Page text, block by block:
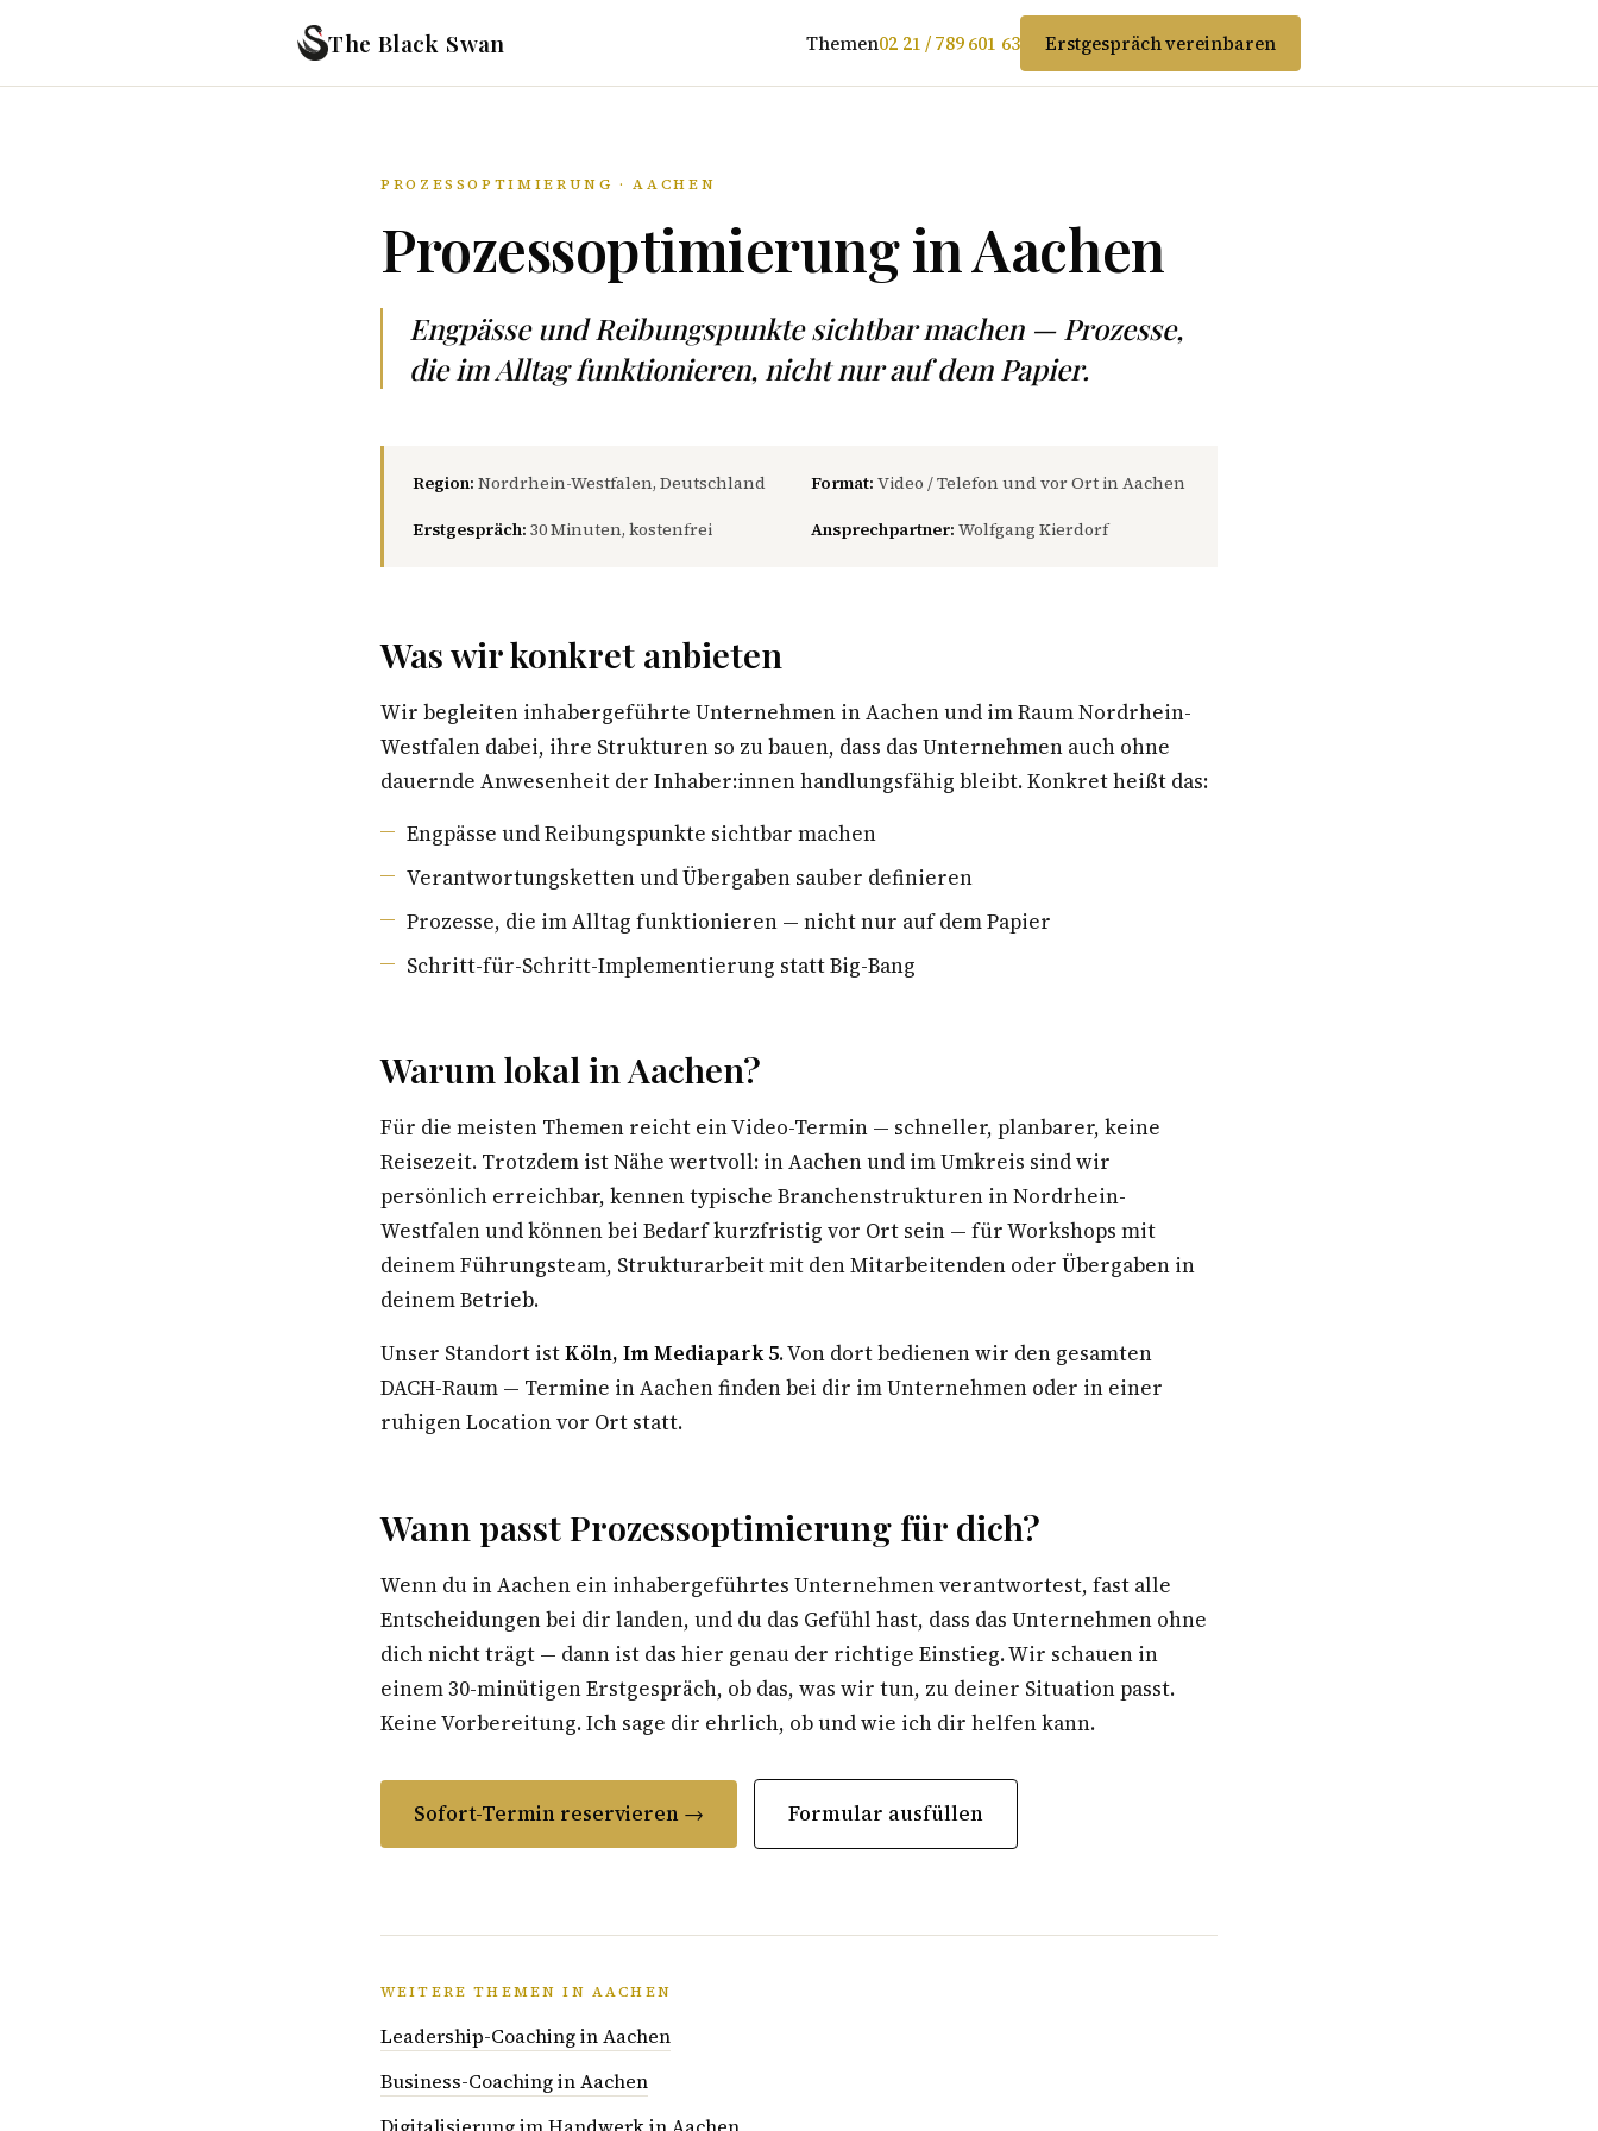
The Black Swan Themen02 21 / 789 601 63 Erstgespräch vereinbaren
PROZESSOPTIMIERUNG · AACHEN
Prozessoptimierung in Aachen
Engpässe und Reibungspunkte sichtbar machen — Prozesse,
die im Alltag funktionieren, nicht nur auf dem Papier.
Region: Nordrhein-Westfalen, Deutschland Format: Video / Telefon und vor Ort in Aachen
Erstgespräch: 30 Minuten, kostenfrei Ansprechpartner: Wolfgang Kierdorf
Was wir konkret anbieten
Wir begleiten inhabergeführte Unternehmen in Aachen und im Raum Nordrhein-
Westfalen dabei, ihre Strukturen so zu bauen, dass das Unternehmen auch ohne
dauernde Anwesenheit der Inhaber:innen handlungsfähig bleibt. Konkret heißt das:
Engpässe und Reibungspunkte sichtbar machen
Verantwortungsketten und Übergaben sauber definieren
Prozesse, die im Alltag funktionieren — nicht nur auf dem Papier
Schritt-für-Schritt-Implementierung statt Big-Bang
Warum lokal in Aachen?
Für die meisten Themen reicht ein Video-Termin — schneller, planbarer, keine
Reisezeit. Trotzdem ist Nähe wertvoll: in Aachen und im Umkreis sind wir
persönlich erreichbar, kennen typische Branchenstrukturen in Nordrhein-
Westfalen und können bei Bedarf kurzfristig vor Ort sein — für Workshops mit
deinem Führungsteam, Strukturarbeit mit den Mitarbeitenden oder Übergaben in
deinem Betrieb.
Unser Standort istKöln, Im Mediapark 5. Von dort bedienen wir den gesamten
DACH-Raum — Termine in Aachen finden bei dir im Unternehmen oder in einer
ruhigen Location vor Ort statt.
Wann passt Prozessoptimierung für dich?
Wenn du in Aachen ein inhabergeführtes Unternehmen verantwortest, fast alle
Entscheidungen bei dir landen, und du das Gefühl hast, dass das Unternehmen ohne
dich nicht trägt — dann ist das hier genau der richtige Einstieg. Wir schauen in
einem 30-minütigen Erstgespräch, ob das, was wir tun, zu deiner Situation passt.
Keine Vorbereitung. Ich sage dir ehrlich, ob und wie ich dir helfen kann.
Sofort-Termin reservieren → Formular ausfüllen
WEITERE THEMEN IN AACHEN
Leadership-Coaching in Aachen
Business-Coaching in Aachen